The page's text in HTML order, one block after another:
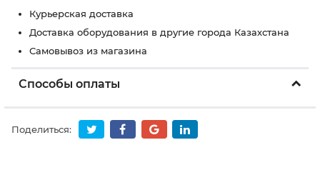
Курьерская доставка
Доставка оборудования в другие города Казахстана
Самовывоз из магазина
Способы оплаты
Поделиться: